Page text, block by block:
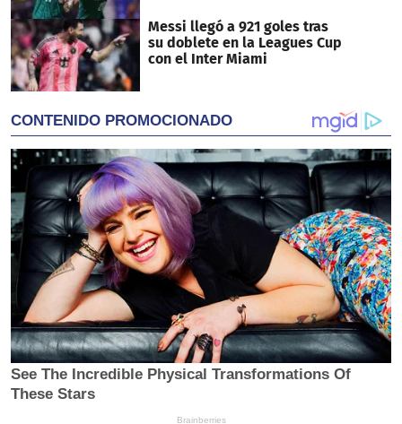
Messi llegó a 921 goles tras
su doblete en la Leagues Cup
con el Inter Miami